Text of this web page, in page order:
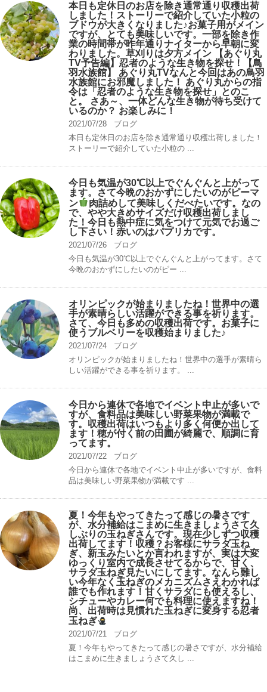
本日も定休日のお店を除き通常通り収穫出荷
しました！ストーリーで紹介していた小粒の
ブドウが大きくなりました♪お菓子用がメイン
ですが、とても美味しいです。一部を除き作
業の時間帯が昨年通りナイターから早朝に変
わりました。草刈りは夕方メイン 【あぐり丸
TV予告編】忍者のような生き物を探せ！【鳥
羽水族館】 あぐり丸TVなんと今回はあの鳥羽
水族館にお邪魔しました！ あぐり丸からの指
令は「忍者のような生き物を探せ」とのこ
と。 さあ～、一体どんな生き物が待ち受けて
いるのか？ お楽しみに！
2021/07/28
ブログ
本日も定休日のお店を除き通常通り収穫出荷しました！
ストーリーで紹介していた小粒の ...
今日も気温が30℃以上でぐんぐんと上がって
ます。さて今晩のおかずにしたいのがピーマ
ン
肉詰めして美味しくだべたいです。なの
で、やや大きめサイズだけ収穫出荷しまし
た！今日も熱中症に気をつけて元気でお過ご
し下さい！赤いのはパプリカです。
2021/07/26
ブログ
今日も気温が30℃以上でぐんぐんと上がってます。さて
今晩のおかずにしたいのがピー ...
オリンピックが始まりましたね！世界中の選
手が素晴らしい活躍ができる事を祈ります。
さて、今日も多めの収穫出荷です。お菓子に
使うブルベリーを収穫始まりました♪
2021/07/24
ブログ
オリンピックが始まりましたね！世界中の選手が素晴ら
しい活躍ができる事を祈ります。 ...
今日から連休で各地でイベント中止が多いで
すが、食料品は美味しい野菜果物が満載で
す。収穫出荷はいつもより多く何便か出して
ます！穂が付く前の田圃が綺麗で、順調に育
ってます。
2021/07/22
ブログ
今日から連休で各地でイベント中止が多いですが、食料
品は美味しい野菜果物が満載です ...
夏！今年もやってきたって感じの暑さです
が、水分補給はこまめに生きましょうさて久
しぶりの玉ねぎさんです。現在少しずつ収穫
出荷してます！収穫？お客様にサラダ玉ね
ぎ、新玉みたいとか言われますが、実は大変
ゆっくり室内で成長させてるからで、甘く、
サラダ玉ねぎ見たいにしてます。なんら難し
い今年なく玉ねぎのメカニズムさえわかれば
誰でも作れます！甘くサラダにも使えるし、
シチューやカレー何でも料理に使えますね！
尚、出荷時は見慣れた玉ねぎに変身する忍者
玉ねぎ
2021/07/21
ブログ
夏！今年もやってきたって感じの暑さですが、水分補給
はこまめに生きましょうさて久し ...